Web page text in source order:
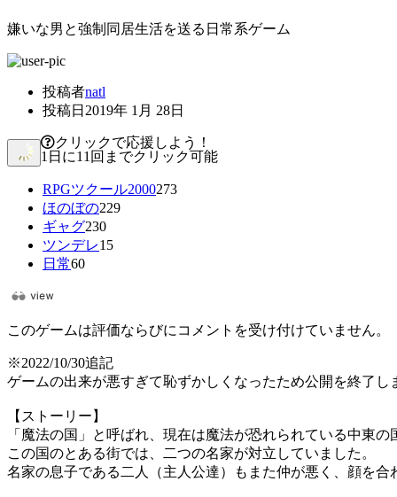
嫌いな男と強制同居生活を送る日常系ゲーム
投稿者natl
投稿日 2019年 1月 28日
クリックで応援しよう！
1日に11回までクリック可能
RPGツクール2000273
ほのぼの229
ギャグ230
ツンデレ15
日常60
このゲームは評価ならびにコメントを受け付けていません。
※2022/10/30追記
ゲームの出来が悪すぎて恥ずかしくなったため公開を終了
【ストーリー】
「魔法の国」と呼ばれ、現在は魔法が恐れられている中東の
この国のとある街では、二つの名家が対立していました。
名家の息子である二人（主人公達）もまた仲が悪く、顔を合